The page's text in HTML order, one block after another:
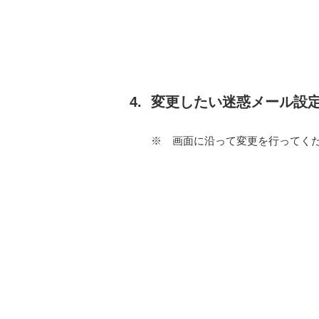
変更したい迷惑メール設
※ 画面に沿って変更を行ってく